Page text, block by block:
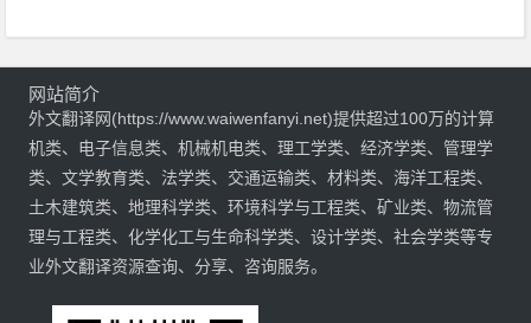
网站简介
外文翻译网(https://www.waiwenfanyi.net)提供超过100万的计算
机类、电子信息类、机械机电类、理工学类、经济学类、管理学
类、文学教育类、法学类、交通运输类、材料类、海洋工程类、
土木建筑类、地理科学类、环境科学与工程类、矿业类、物流管
理与工程类、化学化工与生命科学类、设计学类、社会学类等专
业外文翻译资源查询、分享、咨询服务。